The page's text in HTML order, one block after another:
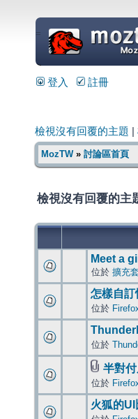
=
登入 註冊
檢視沒有回覆的主題
MozTW» 討論區首頁
檢視沒有回覆的主
Meet a
位於 擴充
怎樣自訂
位於
位於
半對
位於
火狐的